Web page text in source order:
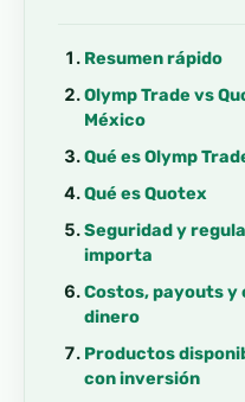
Resumen rápido
Olymp Trade vs
México
Qué es Olymp
Qué es Quotex
Seguridad y
importa
Costos, payouts y
dinero
Productos
con inversión